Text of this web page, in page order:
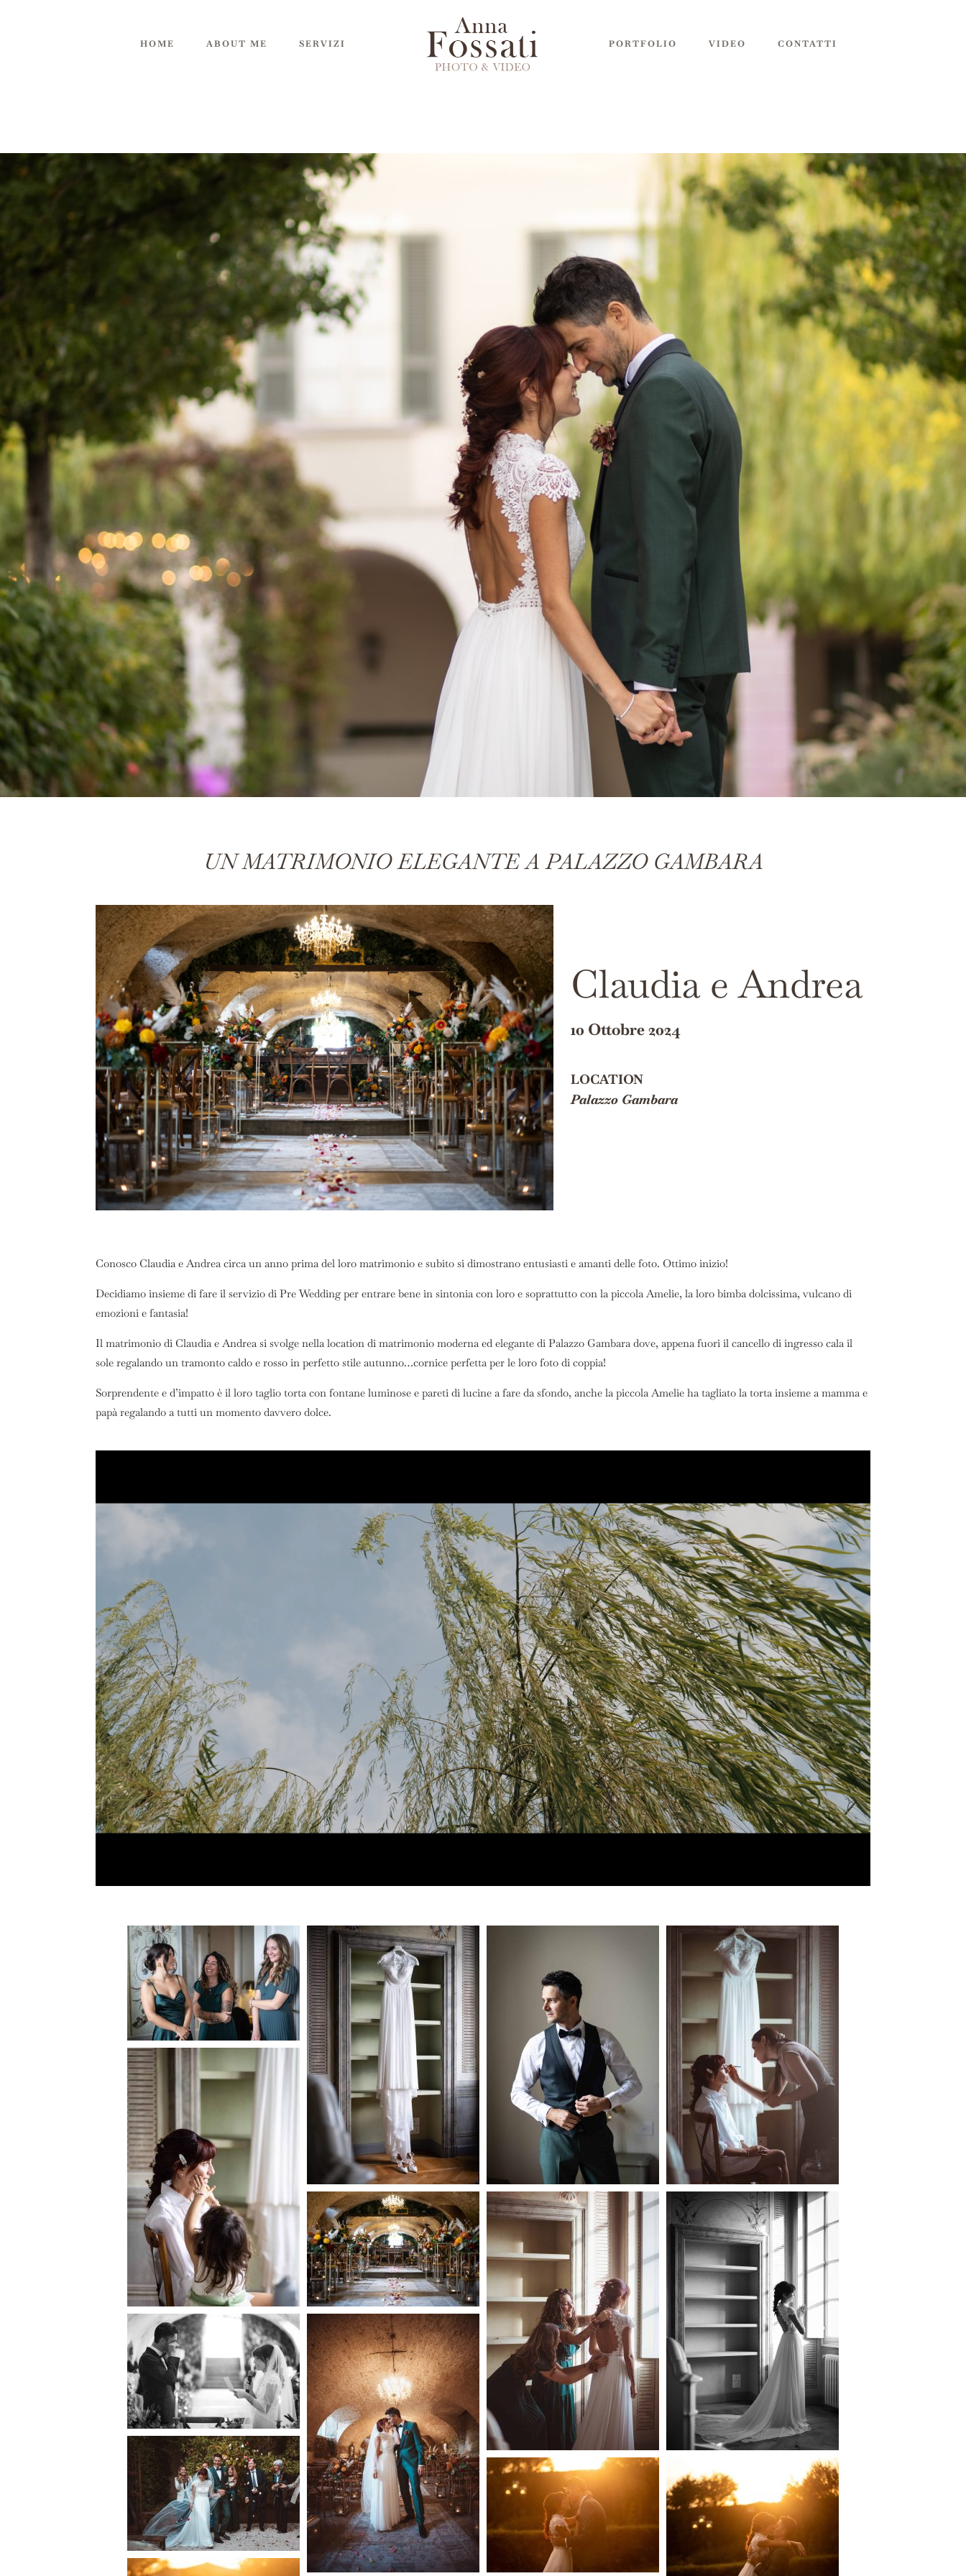
HOME ABOUT ME SERVIZI PORTFOLIO VIDEO CONTATTI
UN MATRIMONIO ELEGANTE A PALAZZO GAMBARA
Claudia e Andrea
10 Ottobre 2024
LOCATION
Palazzo Gambara
Conosco Claudia e Andrea circa un anno prima del loro matrimonio e subito si dimostrano entusiasti e amanti delle foto. Ottimo inizio!
Decidiamo insieme di fare il servizio di Pre Wedding per entrare bene in sintonia con loro e soprattutto con la piccola Amelie, la loro bimba dolcissima, vulcano di
emozioni e fantasia!
Il matrimonio di Claudia e Andrea si svolge nella location di matrimonio moderna ed elegante di Palazzo Gambara dove, appena fuori il cancello di ingresso cala il
sole regalando un tramonto caldo e rosso in perfetto stile autunno…cornice perfetta per le loro foto di coppia!
Sorprendente e d’impatto è il loro taglio torta con fontane luminose e pareti di lucine a fare da sfondo, anche la piccola Amelie ha tagliato la torta insieme a mamma e
papà regalando a tutti un momento davvero dolce.